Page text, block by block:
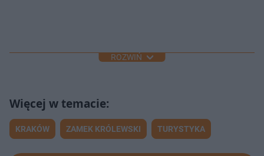
ROZWIŃ
KRAKÓW ZAMEK KRÓLEWSKI TURYSTYKA